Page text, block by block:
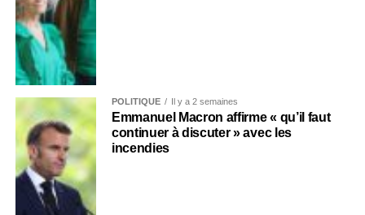
POLITIQUE Il y a 2 semaines
Emmanuel Macron affirme « qu’il faut
continuer à discuter » avec les
incendies